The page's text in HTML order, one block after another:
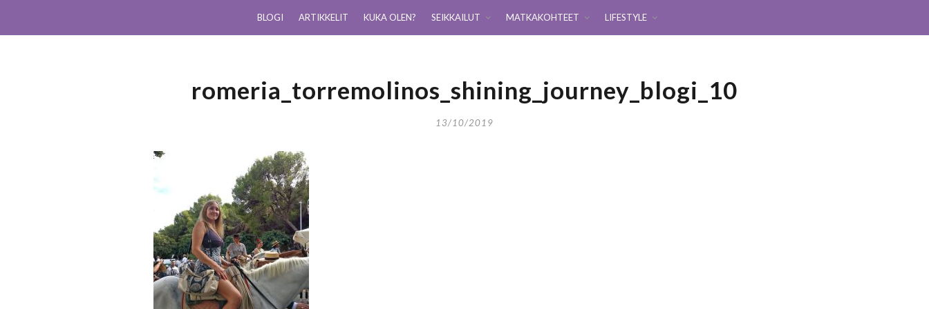
BLOGI ARTIKKELIT KUKA OLEN? SEIKKAILUT MATKAKOHTEET LIFESTYLE
romeria_torremolinos_shining_journey_blogi_10
13/10/2019